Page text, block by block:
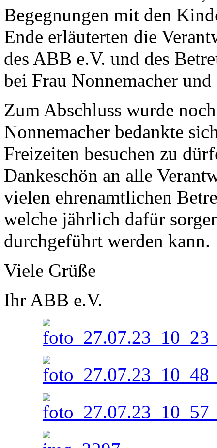
Begegnungen mit den
Ende erläuterten die
des ABB e.V. und des
bei Frau Nonnemacher
Zum Abschluss wurde
Nonnemacher bedankte
Freizeiten besuchen zu
Dankeschön an alle
vielen ehrenamtlichen
welche jährlich dafür
durchgeführt werden kann.
Viele Grüße
Ihr ABB e.V.